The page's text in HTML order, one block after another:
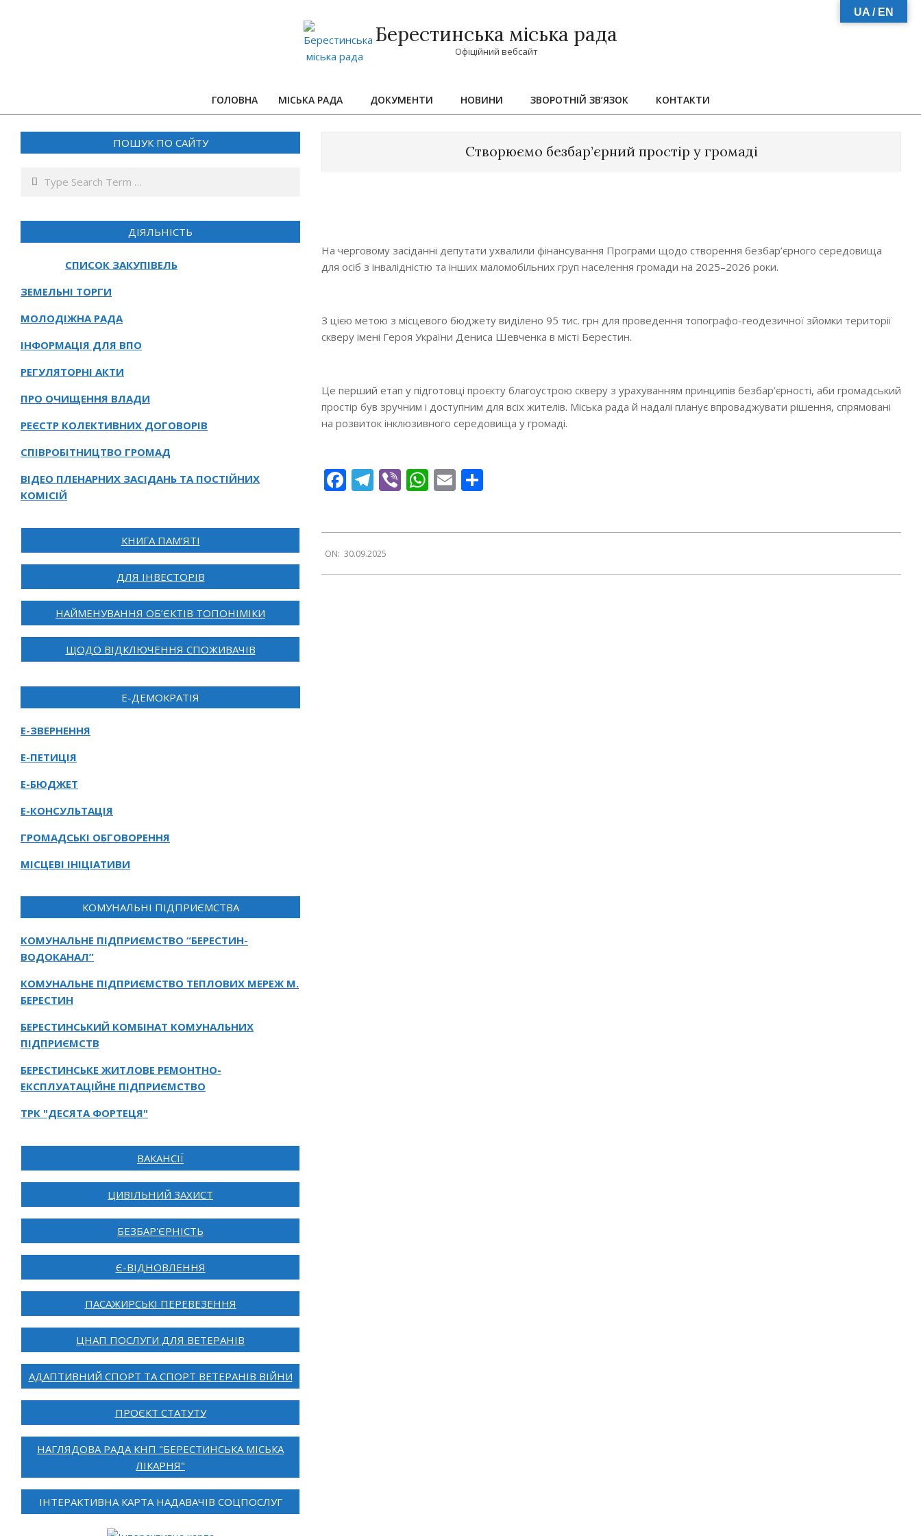
Берестинська міська рада
Офіційний вебсайт
Primary
ГОЛОВНА МІСЬКА РАДА ДОКУМЕНТИ НОВИНИ ЗВОРОТНІЙ ЗВ’ЯЗОК КОНТАКТИ
Створюємо безбар’єрний простір у громаді
На черговому засіданні депутати ухвалили фінансування Програми щодо створення безбар’єрного середовища
для осіб з інвалідністю та інших маломобільних груп населення громади на 2025–2026 роки.
З цією метою з місцевого бюджету виділено 95 тис. грн для проведення топографо-геодезичної зйомки території
скверу імені Героя України Дениса Шевченка в місті Берестин.
Це перший етап у підготовці проєкту благоустрою скверу з урахуванням принципів безбар’єрності, аби громадський
простір був зручним і доступним для всіх жителів. Міська рада й надалі планує впроваджувати рішення, спрямовані
на розвиток інклюзивного середовища у громаді.
Facebook
Telegram
ViberWhatsApp
Email
09-
30
ON: 30.09.2025
ПОШУК ПО САЙТУ
Search
ДІЯЛЬНІСТЬ
СПИСОК ЗАКУПІВЕЛЬ
ЗЕМЕЛЬНІ ТОРГИ
МОЛОДІЖНА РАДА
ІНФОРМАЦІЯ ДЛЯ ВПО
РЕГУЛЯТОРНІ АКТИ
ПРО ОЧИЩЕННЯ ВЛАДИ
РЕЄСТР КОЛЕКТИВНИХ ДОГОВОРІВ
СПІВРОБІТНИЦТВО ГРОМАД
ВІДЕО ПЛЕНАРНИХ ЗАСІДАНЬ ТА ПОСТІЙНИХ
КОМІСІЙ
КНИГА ПАМ’ЯТІ
ДЛЯ ІНВЕСТОРІВ
НАЙМЕНУВАННЯ ОБ’ЄКТІВ ТОПОНІМІКИ
ЩОДО ВІДКЛЮЧЕННЯ СПОЖИВАЧІВ
Е-ДЕМОКРАТІЯ
Е-ЗВЕРНЕННЯ
Е-ПЕТИЦІЯ
Е-БЮДЖЕТ
Е-КОНСУЛЬТАЦІЯ
ГРОМАДСЬКІ ОБГОВОРЕННЯ
МІСЦЕВІ ІНІЦІАТИВИ
КОМУНАЛЬНІ ПІДПРИЄМСТВА
КОМУНАЛЬНЕ ПІДПРИЄМСТВО “БЕРЕСТИН-
ВОДОКАНАЛ”
КОМУНАЛЬНЕ ПІДПРИЄМСТВО ТЕПЛОВИХ МЕРЕЖ М.
БЕРЕСТИН
БЕРЕСТИНСЬКИЙ КОМБІНАТ КОМУНАЛЬНИХ
ПІДПРИЄМСТВ
БЕРЕСТИНСЬКЕ ЖИТЛОВЕ РЕМОНТНО-
ЕКСПЛУАТАЦІЙНЕ ПІДПРИЄМСТВО
ТРК "ДЕСЯТА ФОРТЕЦЯ"
ВАКАНСІЇ
ЦИВІЛЬНИЙ ЗАХИСТ
БЕЗБАР'ЄРНІСТЬ
Є-ВІДНОВЛЕННЯ
ПАСАЖИРСЬКІ ПЕРЕВЕЗЕННЯ
ЦНАП ПОСЛУГИ ДЛЯ ВЕТЕРАНІВ
АДАПТИВНИЙ СПОРТ ТА СПОРТ ВЕТЕРАНІВ ВІЙНИ
ПРОЄКТ СТАТУТУ
НАГЛЯДОВА РАДА КНП "БЕРЕСТИНСЬКА МІСЬКА
ЛІКАРНЯ"
ІНТЕРАКТИВНА КАРТА НАДАВАЧІВ СОЦПОСЛУГ
UA / EN